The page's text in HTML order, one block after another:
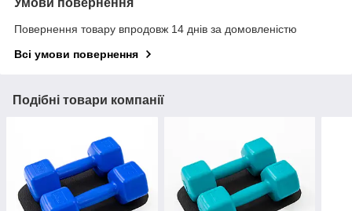
Повернення товару впродовж 14 днів за домовленістю
Всі умови повернення
Подібні товари компанії